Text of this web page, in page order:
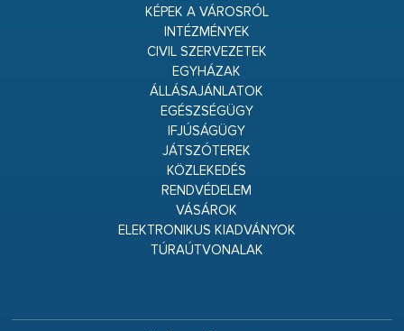
KÉPEK A VÁROSRÓL
INTÉZMÉNYEK
CIVIL SZERVEZETEK
EGYHÁZAK
ÁLLÁSAJÁNLATOK
EGÉSZSÉGÜGY
IFJÚSÁGÜGY
JÁTSZÓTEREK
KÖZLEKEDÉS
RENDVÉDELEM
VÁSÁROK
ELEKTRONIKUS KIADVÁNYOK
TÚRAÚTVONALAK